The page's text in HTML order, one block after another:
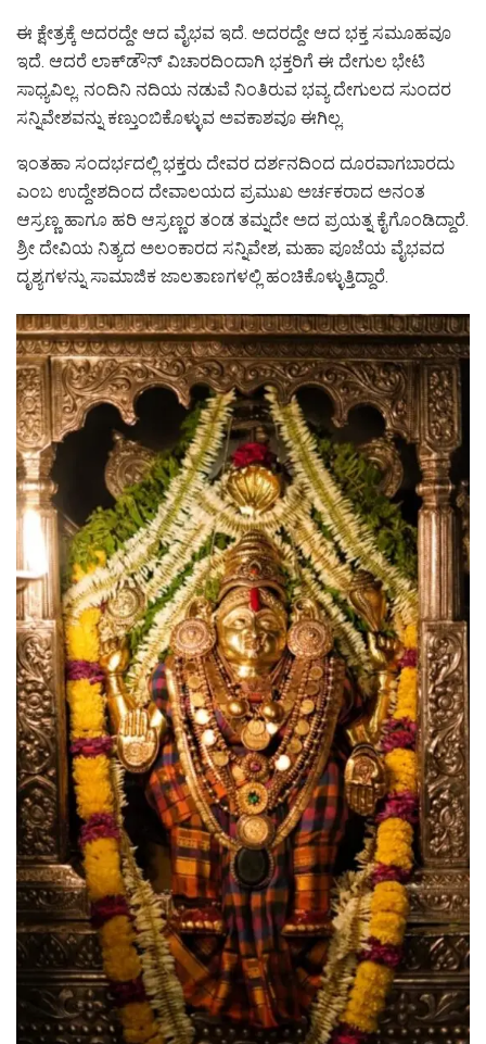
ಈ ಕ್ಷೇತ್ರಕ್ಕೆ ಅದರದ್ದೇ ಆದ ವೈಭವ ಇದೆ. ಅದರದ್ದೇ ಆದ ಭಕ್ತ ಸಮೂಹವೂ
ಇದೆ. ಆದರೆ ಲಾಕ್‌ಡೌನ್ ವಿಚಾರದಿಂದಾಗಿ ಭಕ್ತರಿಗೆ ಈ ದೇಗುಲ ಭೇಟಿ
ಸಾಧ್ಯವಿಲ್ಲ. ನಂದಿನಿ ನದಿಯ ನಡುವೆ ನಿಂತಿರುವ ಭವ್ಯ ದೇಗುಲದ ಸುಂದರ
ಸನ್ನಿವೇಶವನ್ನು ಕಣ್ತುಂಬಿಕೊಳ್ಳುವ ಅವಕಾಶವೂ ಈಗಿಲ್ಲ.
ಇಂತಹಾ ಸಂದರ್ಭದಲ್ಲಿ ಭಕ್ತರು ದೇವರ ದರ್ಶನದಿಂದ ದೂರವಾಗಬಾರದು
ಎಂಬ ಉದ್ದೇಶದಿಂದ ದೇವಾಲಯದ ಪ್ರಮುಖ ಅರ್ಚಕರಾದ ಅನಂತ
ಆಸ್ರಣ್ಣ ಹಾಗೂ ಹರಿ ಆಸ್ರಣ್ಣರ ತಂಡ ತಮ್ನದೇ ಅದ ಪ್ರಯತ್ನ ಕೈಗೊಂಡಿದ್ದಾರೆ.
ಶ್ರೀ ದೇವಿಯ ನಿತ್ಯದ ಅಲಂಕಾರದ ಸನ್ನಿವೇಶ, ಮಹಾ ಪೂಜೆಯ ವೈಭವದ
ದೃಶ್ಯಗಳನ್ನು ಸಾಮಾಜಿಕ ಜಾಲತಾಣಗಳಲ್ಲಿ ಹಂಚಿಕೊಳ್ಳುತ್ತಿದ್ದಾರೆ.